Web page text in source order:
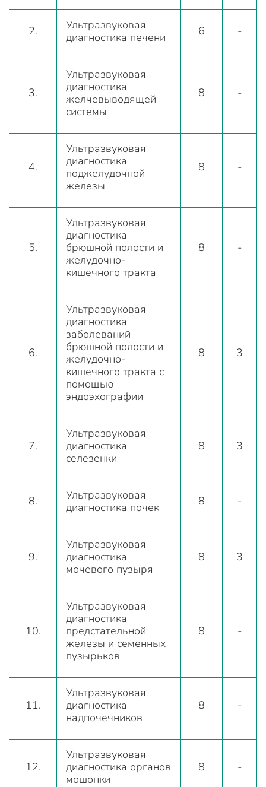
2.
Ультразвуковая
диагностика печени
6 -
3.
Ультразвуковая
диагностика
желчевыводящей
системы
8 -
4.
Ультразвуковая
диагностика
поджелудочной
железы
8 -
5.
Ультразвуковая
диагностика
брюшной полости и
желудочно-
кишечного тракта
8 -
6.
Ультразвуковая
диагностика
заболеваний
брюшной полости и
желудочно-
кишечного тракта с
помощью
эндоэхографии
8 3
7.
Ультразвуковая
диагностика
селезенки
8 3
8.
Ультразвуковая
диагностика почек
8 -
9.
Ультразвуковая
диагностика
мочевого пузыря
8 3
10.
Ультразвуковая
диагностика
предстательной
железы и семенных
пузырьков
8 -
11.
Ультразвуковая
диагностика
надпочечников
8 -
12.
Ультразвуковая
диагностика органов
мошонки
8 -